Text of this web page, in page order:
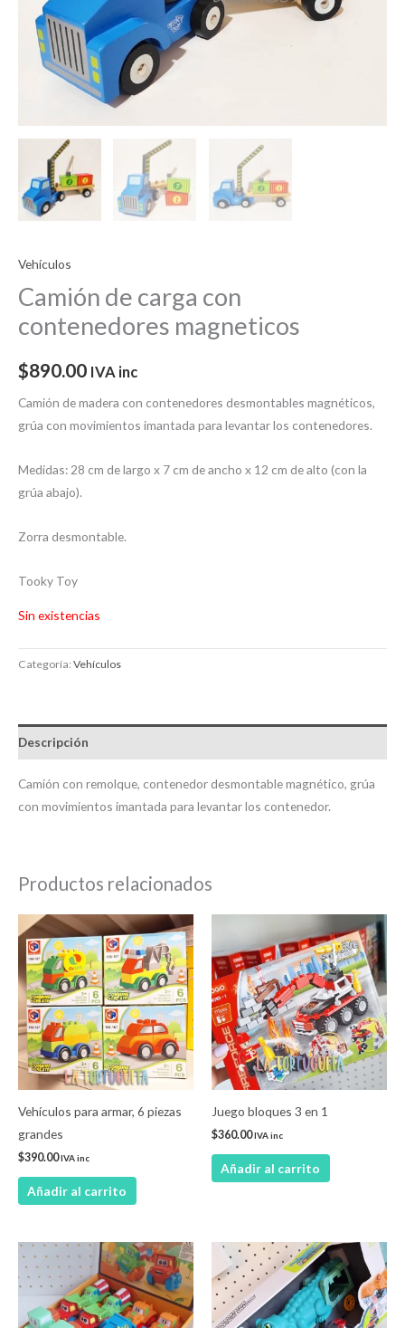
Vehículos
Camión de carga con
contenedores magneticos
$890.00 IVA inc
Camión de madera con contenedores desmontables magnéticos,
grúa con movimientos imantada para levantar los contenedores.
Medidas: 28 cm de largo x 7 cm de ancho x 12 cm de alto (con la
grúa abajo).
Zorra desmontable.
Tooky Toy
Sin existencias
Categoría:Vehículos
Descripción
Camión con remolque, contenedor desmontable magnético, grúa
con movimientos imantada para levantar los contenedor.
Productos relacionados
Vehículos para armar, 6 piezas
grandes
$390.00IVA inc
Añadir al carrito
Juego bloques 3 en 1
$360.00IVA inc
Añadir al carrito